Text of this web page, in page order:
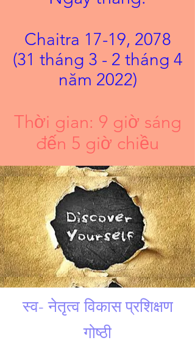
Chaitra 17-19, 2078
(31 tháng 3 - 2 tháng 4
năm 2022)
Thời gian: 9 giờ sáng
đến 5 giờ chiều
स्व- नेतृत्व विकास प्रशिक्षण
गोष्ठी